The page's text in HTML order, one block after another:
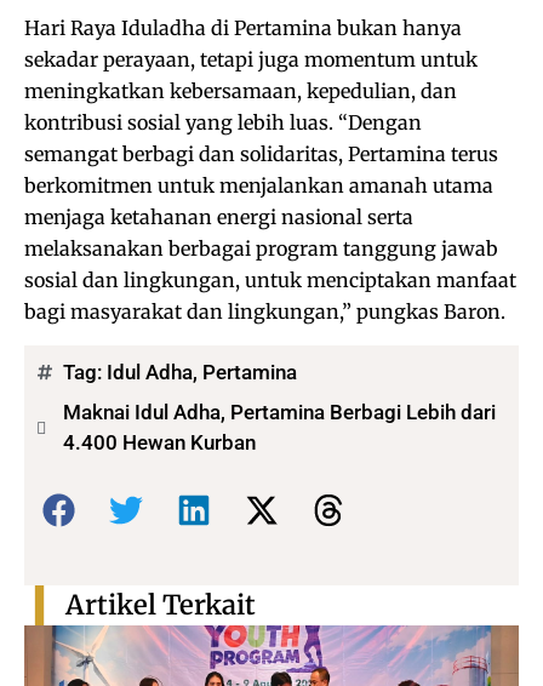
Hari Raya Iduladha di Pertamina bukan hanya
sekadar perayaan, tetapi juga momentum untuk
meningkatkan kebersamaan, kepedulian, dan
kontribusi sosial yang lebih luas. “Dengan
semangat berbagi dan solidaritas, Pertamina terus
berkomitmen untuk menjalankan amanah utama
menjaga ketahanan energi nasional serta
melaksanakan berbagai program tanggung jawab
sosial dan lingkungan, untuk menciptakan manfaat
bagi masyarakat dan lingkungan,” pungkas Baron.
Tag: Idul Adha, Pertamina
Maknai Idul Adha, Pertamina Berbagi Lebih dari
4.400 Hewan Kurban
Bagikan:
Artikel Terkait